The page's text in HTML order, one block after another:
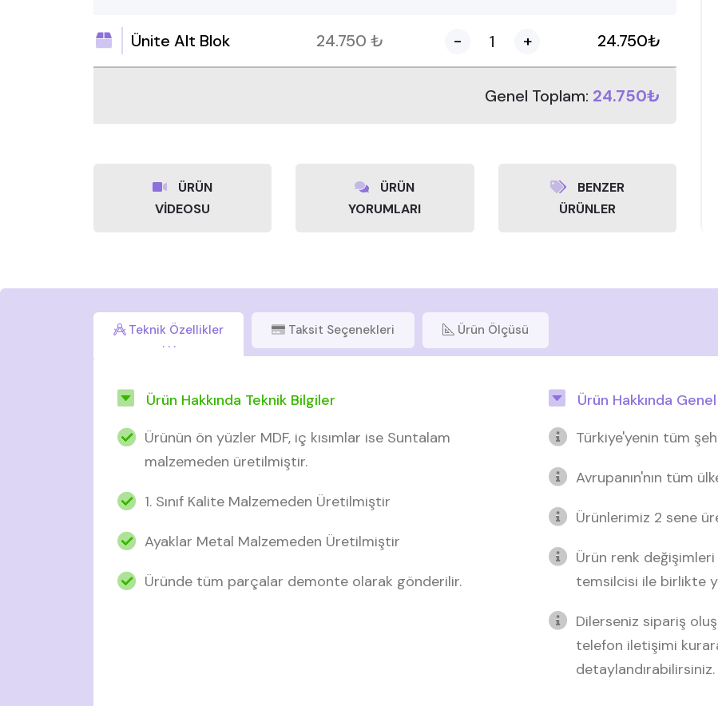
Ünite Alt Blok 24.750 ₺ - + 24.750₺
Genel Toplam: 24.750₺
ÜRÜN
VİDEOSU
ÜRÜN
YORUMLARI
BENZER
ÜRÜNLER
Teknik Özellikler Taksit Seçenekleri Ürün Ölçüsü
Ürün Hakkında Teknik Bilgiler
Ürünün ön yüzler MDF, iç kısımlar ise Suntalam
malzemeden üretilmiştir.
1. Sınıf Kalite Malzemeden Üretilmiştir
Ayaklar Metal Malzemeden Üretilmiştir
Üründe tüm parçalar demonte olarak gönderilir.
Ürün Hakkında
Türkiye'yenin tüm
Avrupanın'nın tüm
Ürünlerimiz 2 sene
Ürün renk
temsilcisi ile birlikte
Dilerseniz sipariş
telefon iletişimi
detaylandırabilirsiniz.